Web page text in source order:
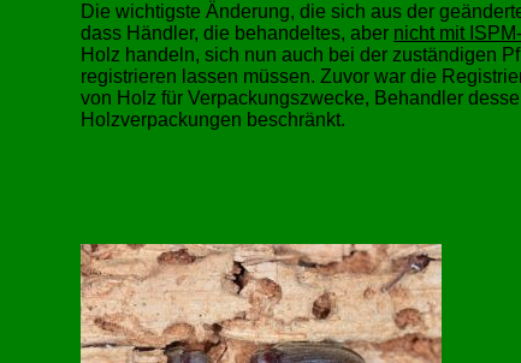
Die wichtigste Änderung, die sich aus der
dass Händler, die behandeltes, aber nicht mit
Holz handeln, sich nun auch bei der zuständigen
registrieren lassen müssen. Zuvor war die
von Holz für Verpackungszwecke, Behandler
Holzverpackungen beschränkt.